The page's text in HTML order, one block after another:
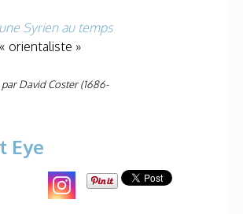
Syrien au temps
orientaliste »
David Coster (1686-
Eye